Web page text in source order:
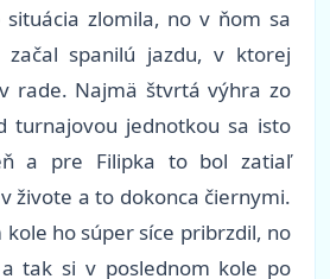
zlomila, no v ňom sa
spanilú jazdu, v ktorej
rade. Najmä štvrtá výhra zo
turnajovou jednotkou sa isto
a pre Filipka to bol zatiaľ
živote a to dokonca čiernymi.
ho súper síce pribrzdil, no
tak si v poslednom kole po